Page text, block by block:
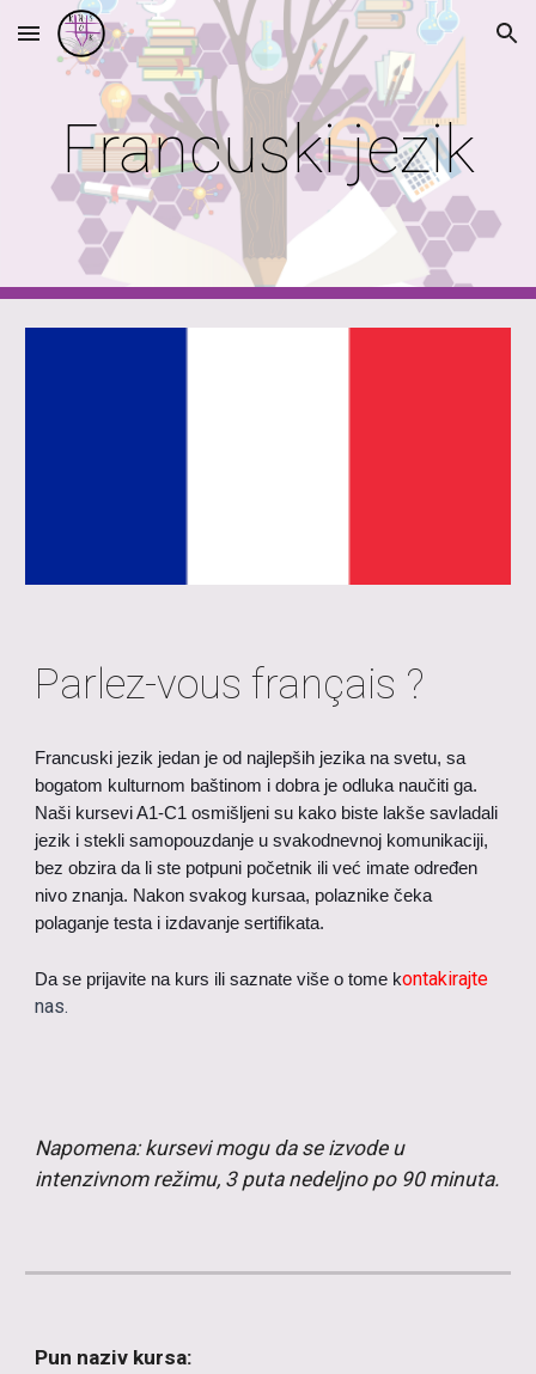
Skip to main content Skip to navigation
Francuski jezik
Parlez-vous français ?
Francuski jezik jedan je od najlepših jezika na svetu, sa
bogatom kulturnom baštinom i dobra je odluka naučiti ga.
Naši kursevi A1-C1 osmišljeni su kako biste lakše savladali
jezik i stekli samopouzdanje u svakodnevnoj komunikaciji,
bez obzira da li ste potpuni početnik ili već imate određen
nivo znanja. Nakon svakog kursaa, polaznike čeka
polaganje testa i izdavanje sertifikata.
Da se prijavite na kurs ili saznate više o tome kontakirajte
nas.
Napomena: kursevi mogu da se izvode u
intenzivnom režimu, 3 puta nedeljno po 90 minuta.
Pun naziv kursa: